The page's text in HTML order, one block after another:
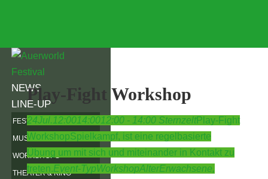
NEWS
LINE-UP
FESTIVALKARTE
MUSIK
WORKSHOPS
THEATER & KINO
Play-Fight Workshop
24Jul. 12:0014:0012:00 - 14:00 SternzeltPlay-Fight
WorkshopSpielkampf, ist eine regelbasierte
Übung um mit sich und miteinander in Kontakt zu
treten.Event-TypWorkshopAlterErwachsene,